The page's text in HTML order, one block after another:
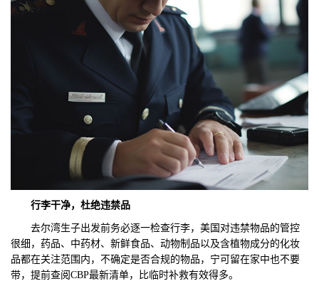
行李干净，杜绝违禁品
去尔湾生子出发前务必逐一检查行李，美国对违禁物品的管控
很细，药品、中药材、新鲜食品、动物制品以及含植物成分的化妆
品都在关注范围内，不确定是否合规的物品，宁可留在家中也不要
带，提前查阅CBP最新清单，比临时补救有效得多。